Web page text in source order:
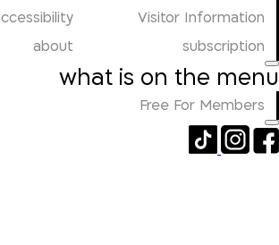
Visitor Information
subscription
about
what is on the menu
Free For Members